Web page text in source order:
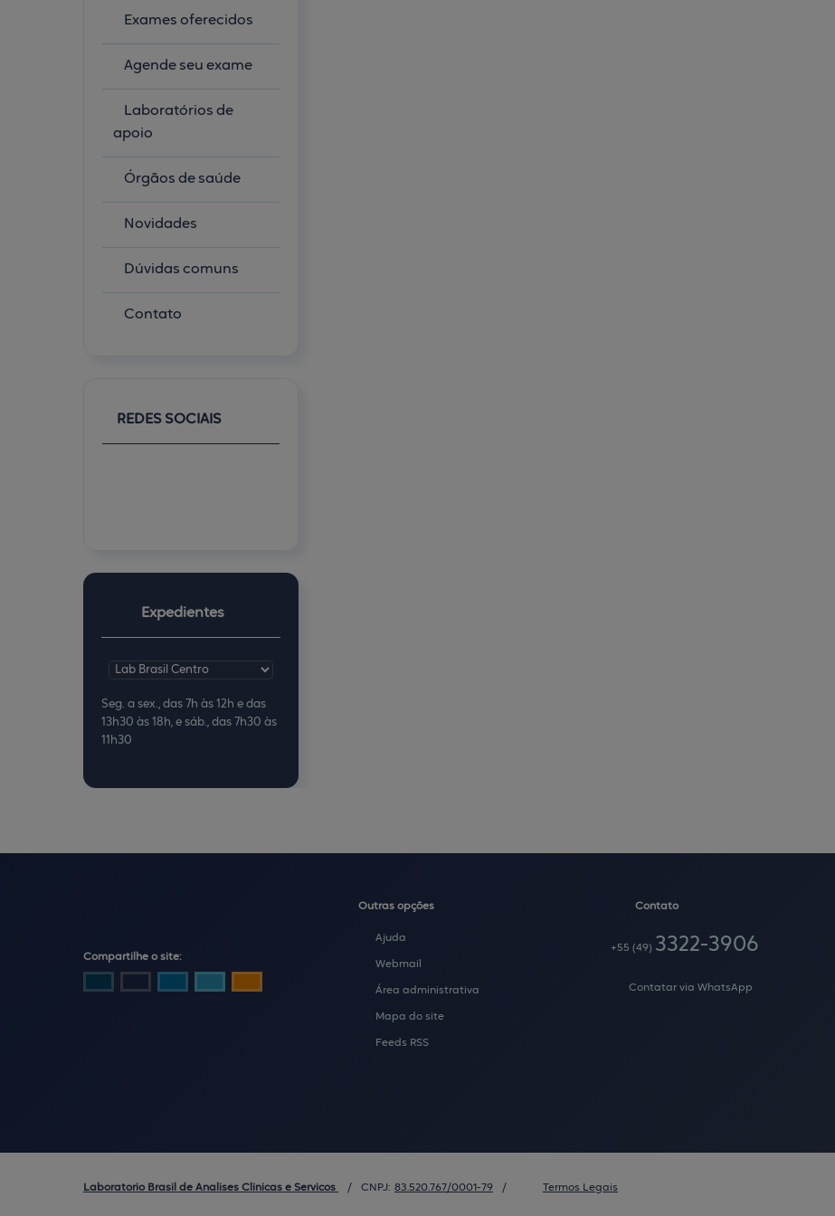
Exames oferecidos
Agende seu exame
Laboratórios de
apoio
Órgãos de saúde
Novidades
Dúvidas comuns
Contato
REDES SOCIAIS
Expedientes
Seg. a sex., das 7h às 12h e das
13h30 às 18h, e sáb., das 7h30 às
11h30
Compartilhe o site:
Outras opções
Ajuda
Webmail
Área administrativa
Mapa do site
Feeds RSS
Contato
+55 (49) 3322-3906
Contatar via WhatsApp
Laboratorio Brasil de Analises Clinicas e Servicos / CNPJ: 83.520.767/0001-79 / Termos Legais